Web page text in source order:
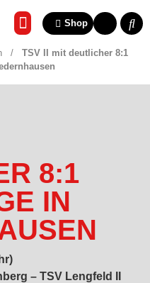
Shop
/ TSV II mit deutlicher 8:1
8:1
IN
– TSV Lengfeld II